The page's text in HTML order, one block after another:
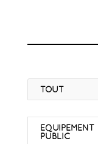
TOUT
EQUIPEMENT
PUBLIC